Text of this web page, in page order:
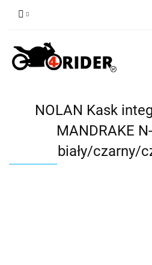
NOLAN Kask
MANDRAKE
biały/czarny/